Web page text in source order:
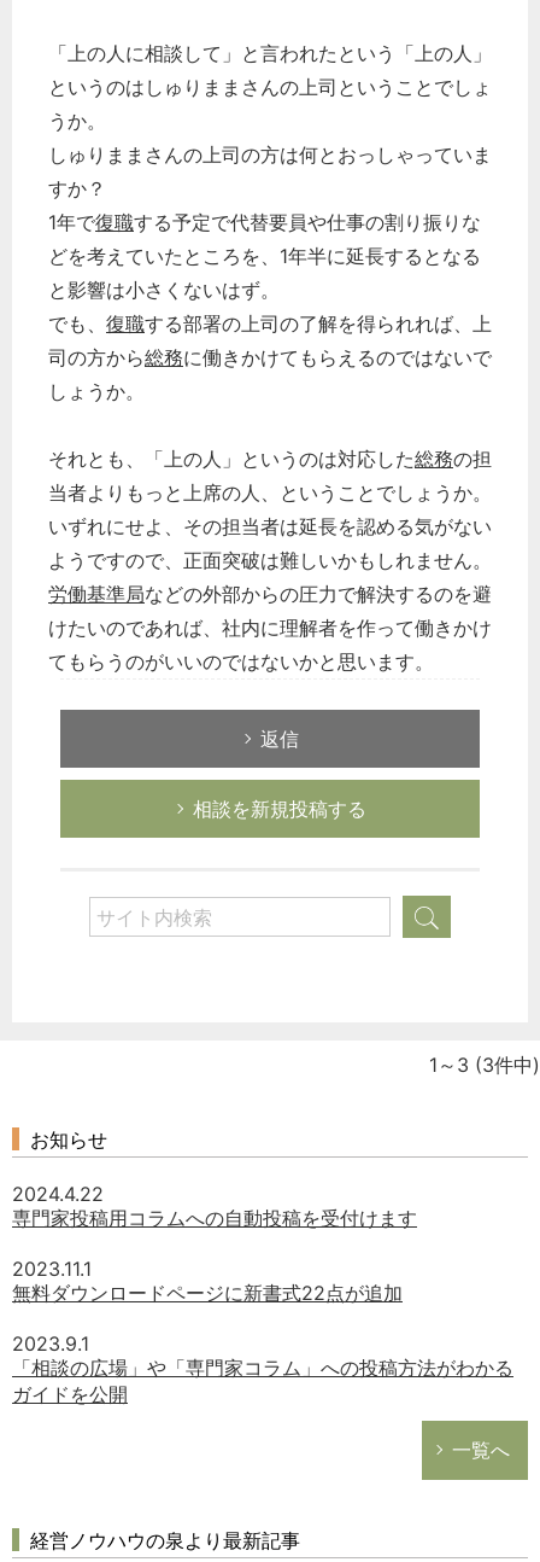
「上の人に相談して」と言われたという「上の人」
というのはしゅりままさんの上司ということでしょ
うか。
しゅりままさんの上司の方は何とおっしゃっていま
すか？
1年で復職する予定で代替要員や仕事の割り振りな
どを考えていたところを、1年半に延長するとなる
と影響は小さくないはず。
でも、 復職する部署の上司の了解を得られれば、上
司の方から総務に働きかけてもらえるのではないで
しょうか。
それとも、「上の人」というのは対応した総務の担
当者よりもっと上席の人、ということでしょうか。
いずれにせよ、その担当者は延長を認める気がない
ようですので、正面突破は難しいかもしれません。
労働基準局などの外部からの圧力で解決するのを避
けたいのであれば、社内に理解者を作って働きかけ
てもらうのがいいのではないかと思います。
返信
相談を新規投稿する
労務管理
税務経理
企業法務
経営の知恵
総務の給湯室
1～3 (3件中)
お知らせ
2024.4.22
専門家投稿用コラムへの自動投稿を受付けます
2023.11.1
無料ダウンロードページに新書式22点が追加
2023.9.1
「相談の広場」や「専門家コラム」への投稿方法がわかる
ガイドを公開
一覧へ
経営ノウハウの泉より最新記事